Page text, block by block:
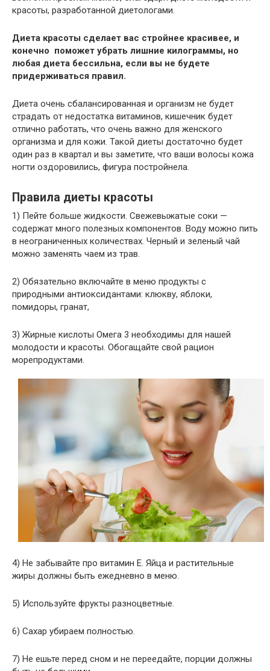
красоты, разработанной диетологами.
Диета красоты сделает вас стройнее красивее, и
конечно поможет убрать лишние килограммы, но
любая диета бессильна, если вы не будете
придерживаться правил.
Диета очень сбалансированная и организм не будет
страдать от недостатка витаминов, кишечник будет
отлично работать, что очень важно для женского
организма и для кожи. Такой диеты достаточно будет
один раз в квартал и вы заметите, что ваши волосы кожа
ногти оздоровились, фигура постройнела.
Правила диеты красоты
1) Пейте больше жидкости. Свежевыжатые соки —
содержат много полезных компонентов. Воду можно пить
в неограниченных количествах. Черный и зеленый чай
можно заменять чаем из трав.
2) Обязательно включайте в меню продукты с
природными антиоксидантами: клюкву, яблоки,
помидоры, гранат,
3) Жирные кислоты Омега 3 необходимы для нашей
молодости и красоты. Обогащайте свой рацион
морепродуктами.
4) Не забывайте про витамин Е. Яйца и растительные
жиры должны быть ежедневно в меню.
5) Используйте фрукты разноцветные.
6) Сахар убираем полностью.
7) Не ешьте перед сном и не переедайте, порции должны